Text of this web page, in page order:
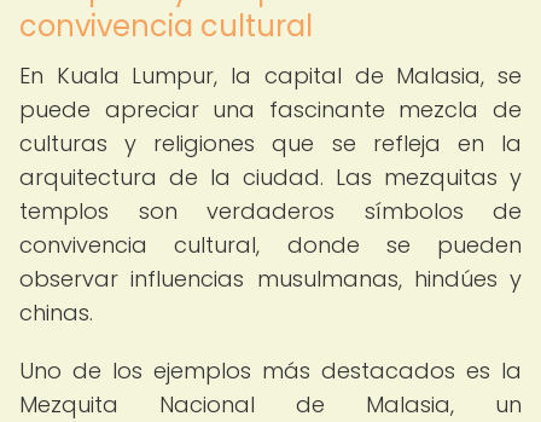
convivencia cultural
En Kuala Lumpur, la capital de Malasia, se
puede apreciar una fascinante mezcla de
culturas y religiones que se refleja en la
arquitectura de la ciudad. Las mezquitas y
templos son verdaderos símbolos de
convivencia cultural, donde se pueden
observar influencias musulmanas, hindúes y
chinas.
Uno de los ejemplos más destacados es la
Mezquita Nacional de Malasia, un